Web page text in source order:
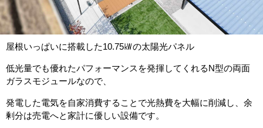
屋根いっぱいに搭載した10.75㎾の太陽光パネル
低光量でも優れたパフォーマンスを発揮してくれるN型の両面
ガラスモジュールなので、
発電した電気を自家消費することで光熱費を大幅に削減し、余
剰分は売電へと家計に優しい設備です。